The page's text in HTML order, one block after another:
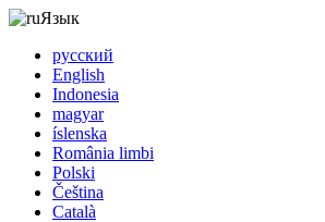
Язык
русский
English
Indonesia
magyar
íslenska
România limbi
Polski
Čeština
Català